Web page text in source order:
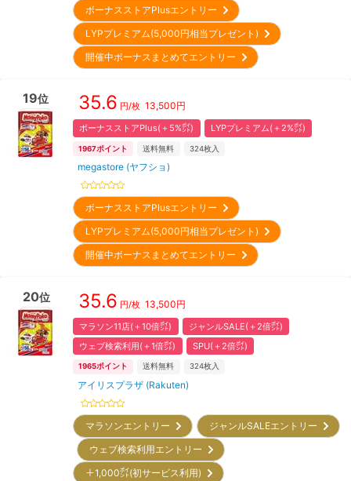
ボーナスストアPlusエントリー
LYPプレミアム(5,000円相当プレゼント)
開催中ボーナスまとめてエントリー
19位 35.6 円/枚 13,500円
ボーナスストアPlus(＋5%㌽) LYPプレミアム(＋2%㌽)
1967ポイント 送料無料 324枚入
megastore (ヤフショ)
ボーナスストアPlusエントリー
LYPプレミアム(5,000円相当プレゼント)
開催中ボーナスまとめてエントリー
20位 35.6 円/枚 13,500円
マラソン11店(＋10倍㌽)
ジャンルSALE(＋2倍㌽)
ウェブ検索利用(＋1倍㌽)
SPU(＋2倍㌽)
1965ポイント 送料無料 324枚入
アイリスプラザ (Rakuten)
マラソンエントリー
ジャンルSALEエントリー
ウェブ検索利用エントリー
＋1,000㌽(初サービス利用)